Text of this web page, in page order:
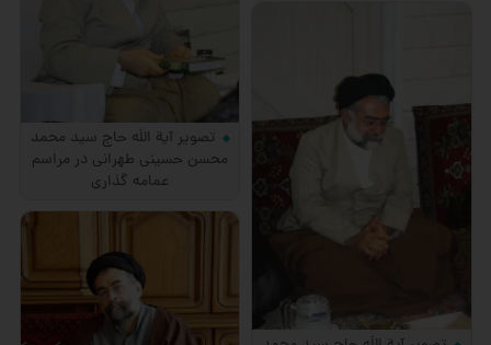
تصویر آیة اللَه حاج سید محمد
محسن حسینی طهرانی در مراسم
عمامه گذاری